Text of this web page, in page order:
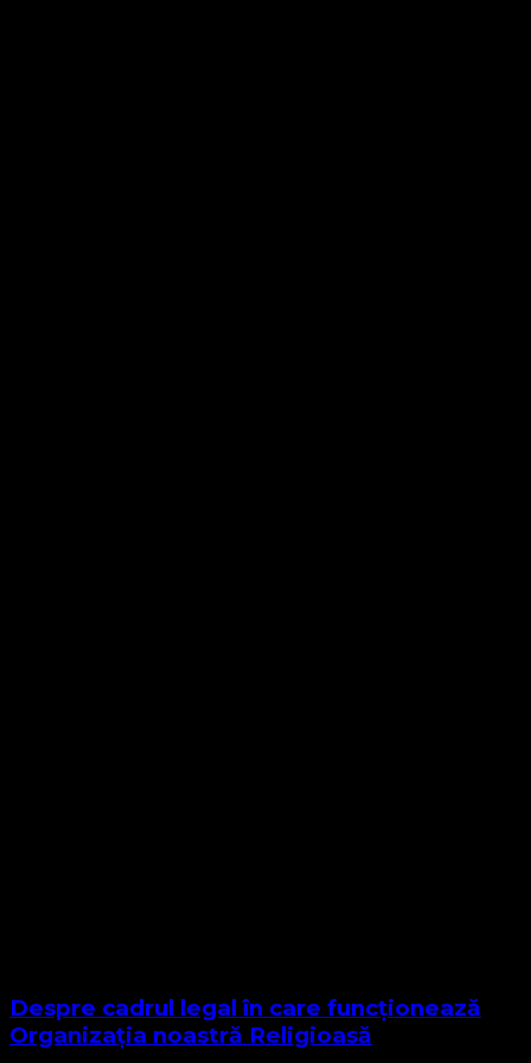
Despre cadrul legal în care funcționează
Organizația noastră Religioasă